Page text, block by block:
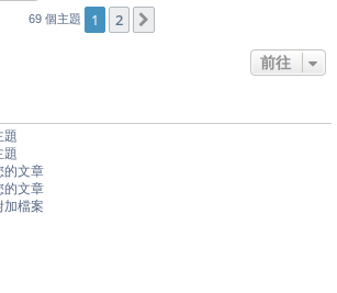
69 個主題 1 2
前往
題
題
的文章
的文章
加檔案